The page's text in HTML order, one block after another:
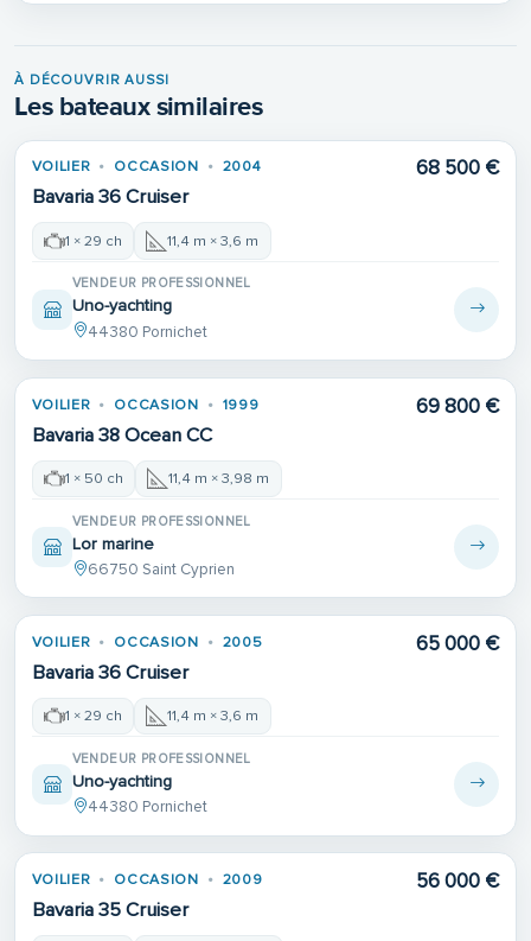
À DÉCOUVRIR AUSSI
Les bateaux similaires
VOILIER OCCASION 2004
Bavaria 36 Cruiser
68 500 €
1 × 29 ch 11,4 m × 3,6 m
VENDEUR PROFESSIONNEL
Uno-yachting
44380 Pornichet
VOILIER OCCASION 1999
Bavaria 38 Ocean CC
69 800 €
1 × 50 ch 11,4 m × 3,98 m
VENDEUR PROFESSIONNEL
Lor marine
66750 Saint Cyprien
VOILIER OCCASION 2005
Bavaria 36 Cruiser
65 000 €
1 × 29 ch 11,4 m × 3,6 m
VENDEUR PROFESSIONNEL
Uno-yachting
44380 Pornichet
VOILIER OCCASION 2009
Bavaria 35 Cruiser
56 000 €